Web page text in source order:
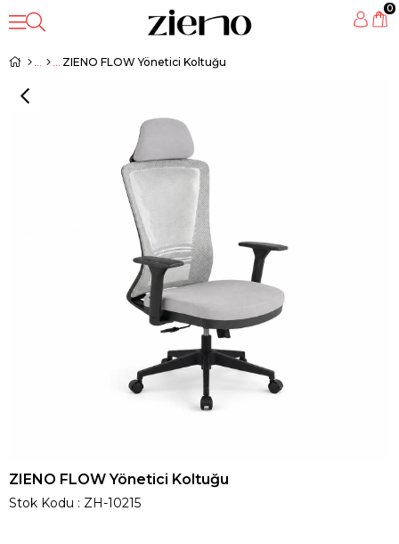
0
ZIENO FLOW Yönetici Koltuğu
›
ZIENO FLOW Yönetici Koltuğu
Stok Kodu ZH-10215